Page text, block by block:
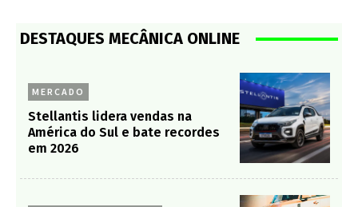
DESTAQUES MECÂNICA ONLINE
MERCADO
Stellantis lidera vendas na
América do Sul e bate recordes
em 2026